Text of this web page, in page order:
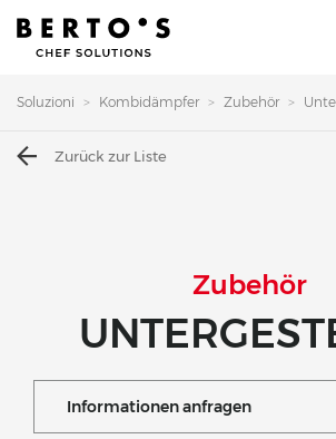
Soluzioni Kombidämpfer Zubehör
Zurück zur Liste
Zubehör
Informationen anfragen